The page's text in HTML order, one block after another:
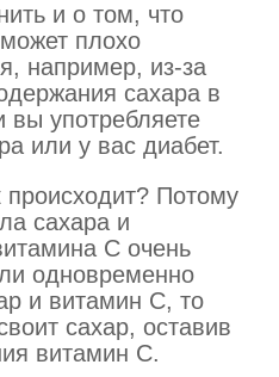
и о том, что
плохо
например, из-за
сахара в
вы употребляете
или у вас диабет.
происходит? Потому
сахара и
С очень
одновременно
и витамин С, то
сахар, оставив
витамин С.